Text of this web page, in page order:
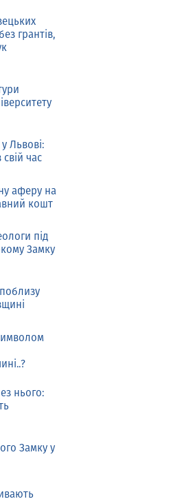
грантів,
Львові:
час
аферу на
кошт
під
Замку
нього:
Замку у